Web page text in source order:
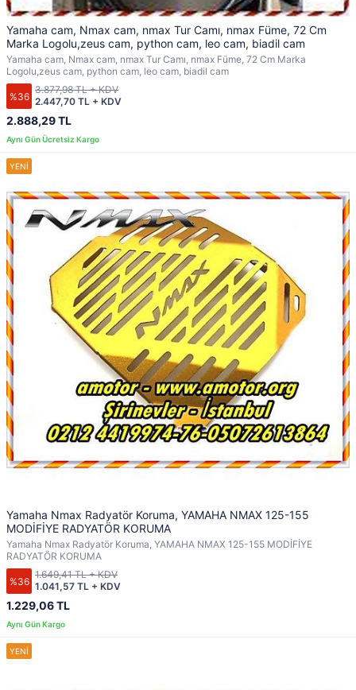
Yamaha cam, Nmax cam, nmax Tur Camı, nmax Füme, 72 Cm
Marka Logolu,zeus cam, python cam, leo cam, biadil cam
Yamaha cam, Nmax cam, nmax Tur Camı, nmax Füme, 72 Cm Marka
Logolu,zeus cam, python cam, leo cam, biadil cam
%36
2.888,29 TL
2.447,70 TL + KDV
3.877,98 TL + KDV
Yamaha Nmax Radyatör Koruma, YAMAHA NMAX 125-155
MODİFİYE RADYATÖR KORUMA
Yamaha Nmax Radyatör Koruma, YAMAHA NMAX 125-155 MODİFİYE
RADYATÖR KORUMA
%36
1.229,06 TL
1.041,57 TL + KDV
1.649,41 TL + KDV